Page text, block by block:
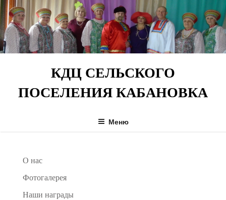
Перейти
к
содержимому
КДЦ СЕЛЬСКОГО
ПОСЕЛЕНИЯ КАБАНОВКА
Меню
О нас
Фотогалерея
Наши награды